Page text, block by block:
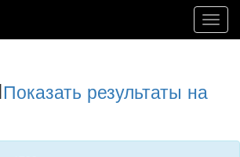
Показать результаты на